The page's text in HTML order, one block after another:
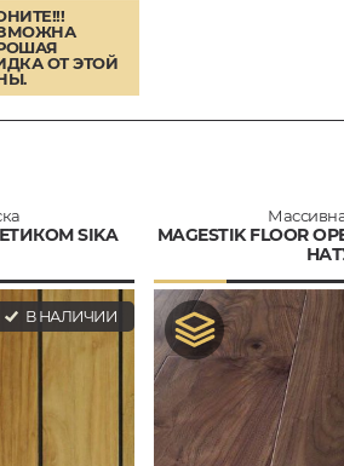
ОТ ЭТОЙ
SIKA
В НАЛИЧИИ
MAGESTIK FLOOR